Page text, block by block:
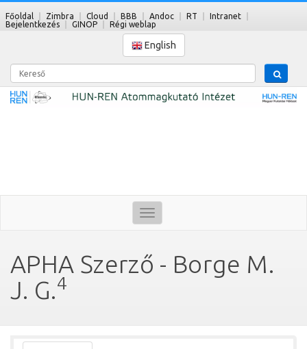
Főoldal Zimbra Cloud BBB Andoc RT
Intranet
Bejelentkezés
GINOP Régi weblap
English
Kereső
Toggle
navigation
APHA Szerző - Borge M.
J. G.4